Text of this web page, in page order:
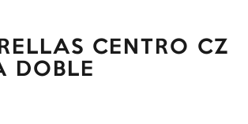
CENTRO CZ
DOBLE